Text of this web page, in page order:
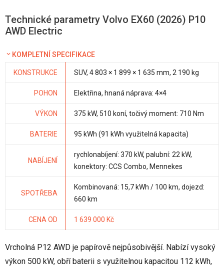
Technické parametry Volvo EX60 (2026) P10
AWD Electric
KOMPLETNÍ SPECIFIKACE
KONSTRUKCE SUV, 4 803 × 1 899 × 1 635 mm, 2 190 kg
POHON Elektřina, hnaná náprava: 4×4
VÝKON 375 kW, 510 koní, točivý moment: 710 Nm
BATERIE 95 kWh (91 kWh využitelná kapacita)
NABÍJENÍ
rychlonabíjení: 370 kW, palubní: 22 kW,
konektory: CCS Combo, Mennekes
SPOTŘEBA
Kombinovaná: 15,7 kWh / 100 km, dojezd:
660 km
CENA OD 1 639 000 Kč
Vrcholná P12 AWD je papírově nejpůsobivější. Nabízí vysoký
výkon 500 kW, obří baterii s využitelnou kapacitou 112 kWh,